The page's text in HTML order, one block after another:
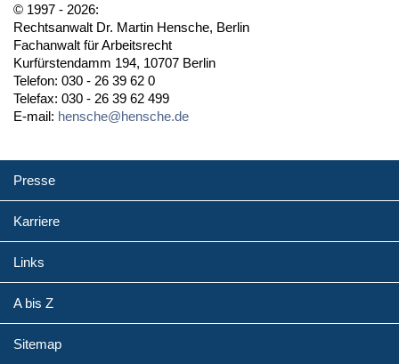
© 1997 - 2026:
Rechtsanwalt Dr. Martin Hensche, Berlin
Fachanwalt für Arbeitsrecht
Kurfürstendamm 194, 10707 Berlin
Telefon: 030 - 26 39 62 0
Telefax: 030 - 26 39 62 499
E-mail: hensche@hensche.de
Presse
Karriere
Links
A bis Z
Sitemap